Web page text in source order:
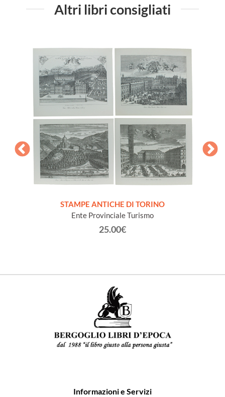
Altri libri consigliati
STAMPE ANTICHE DI TORINO
Ente Provinciale Turismo
25.00€
Informazioni e Servizi